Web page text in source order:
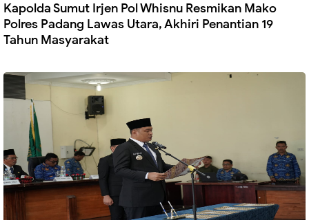
Kapolda Sumut Irjen Pol Whisnu Resmikan Mako
Polres Padang Lawas Utara, Akhiri Penantian 19
Tahun Masyarakat